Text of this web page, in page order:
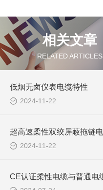
相关文章
RELATED ARTICLES
低烟无卤仪表电缆特性
2024-11-22
2024-11-22